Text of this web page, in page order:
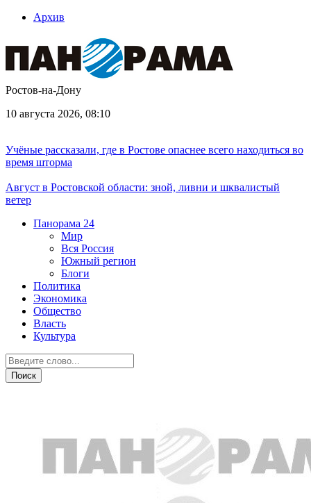
Архив
Ростов-на-Дону
10 августа 2026, 08:10
Учёные рассказали, где в Ростове опаснее всего находиться во
время шторма
Август в Ростовской области: зной, ливни и шквалистый
ветер
Панорама 24
Мир
Вся Россия
Южный регион
Блоги
Политика
Экономика
Общество
Власть
Культура